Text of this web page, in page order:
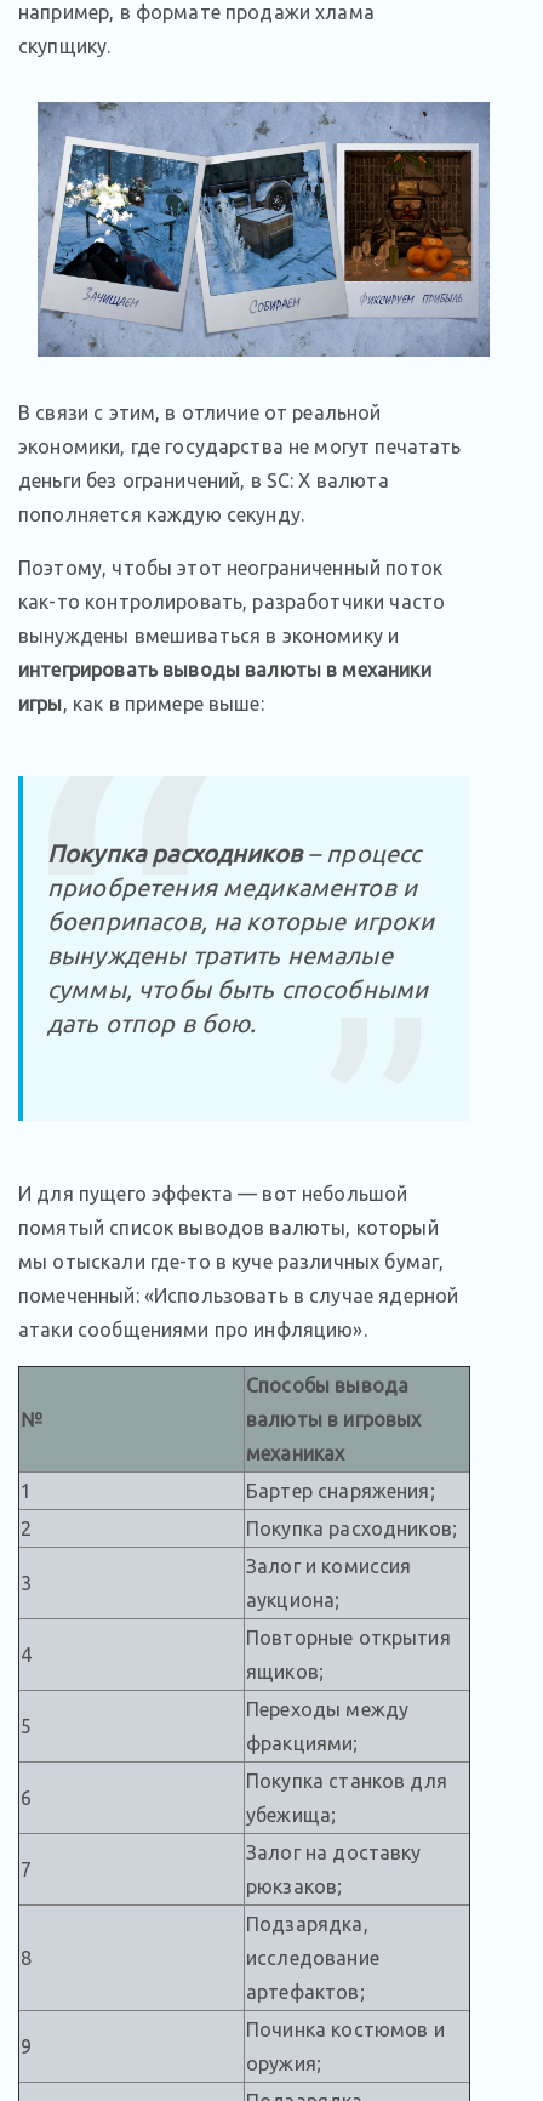
например, в формате продажи хлама
скупщику.
В связи с этим, в отличие от реальной
экономики, где государства не могут печатать
деньги без ограничений, в SC: X валюта
пополняется каждую секунду.
Поэтому, чтобы этот неограниченный поток
как-то контролировать, разработчики часто
вынуждены вмешиваться в экономику и
интегрировать выводы валюты в механики
игры, как в примере выше:
Покупка расходников– процесс
приобретения медикаментов и
боеприпасов, на которые игроки
вынуждены тратить немалые
суммы, чтобы быть способными
дать отпор в бою.
И для пущего эффекта — вот небольшой
помятый список выводов валюты, который
мы отыскали где-то в куче различных бумаг,
помеченный: «Использовать в случае ядерной
атаки сообщениями про инфляцию».
№
Способы вывода
валюты в игровых
механиках
1
Бартер снаряжения;
2
Покупка расходников;
3
Залог и комиссия
аукциона;
4
Повторные открытия
ящиков;
5
Переходы между
фракциями;
6
Покупка станков для
убежища;
7
Залог на доставку
рюкзаков;
8
Подзарядка,
исследование
артефактов;
9
Починка костюмов и
оружия;